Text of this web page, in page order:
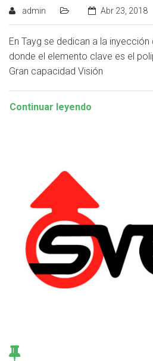
admin Abr 23, 2018
En Tayg se dedican a la
donde el elemento clave es el
Gran capacidad Visión
Continuar leyendo